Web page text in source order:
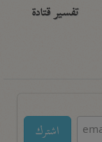
تفسير قتادة
اشترك